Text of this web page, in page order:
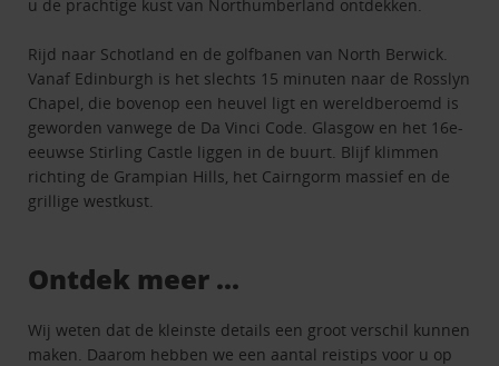
u de prachtige kust van Northumberland ontdekken.
Rijd naar Schotland en de golfbanen van North Berwick.
Vanaf Edinburgh is het slechts 15 minuten naar de Rosslyn
Chapel, die bovenop een heuvel ligt en wereldberoemd is
geworden vanwege de Da Vinci Code. Glasgow en het 16e-
eeuwse Stirling Castle liggen in de buurt. Blijf klimmen
richting de Grampian Hills, het Cairngorm massief en de
grillige westkust.
Ontdek meer ...
Wij weten dat de kleinste details een groot verschil kunnen
maken. Daarom hebben we een aantal reistips voor u op